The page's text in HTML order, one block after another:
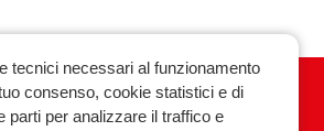
Associazione Italiana Ginecologia
tecnici necessari al funzionamento
consenso, cookie statistici e di
parti per analizzare il traffico e